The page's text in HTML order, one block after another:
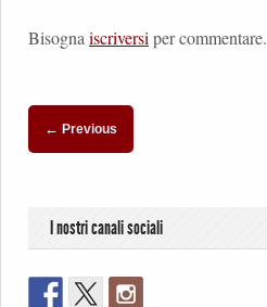
Bisognaiscriversiper commentare.
← Previous
I nostri canali sociali